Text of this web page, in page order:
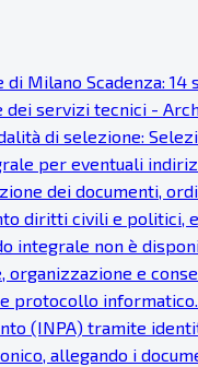
Milano Scadenza:
servizi tecnici -
di selezione:
per eventuali
dei documenti,
diritti civili e
integrale non è
e
(INPA) tramite
allegando i